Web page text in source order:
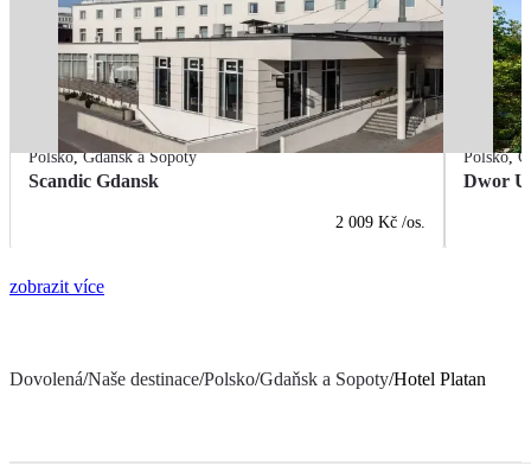
Polsko,Gdaňsk a Sopoty
Scandic Gdansk
2 009 Kč /os.
Polsko,
Dwor
zobrazit více
Dovolená/Naše destinace/Polsko/Gdaňsk a Sopoty/Hotel Platan